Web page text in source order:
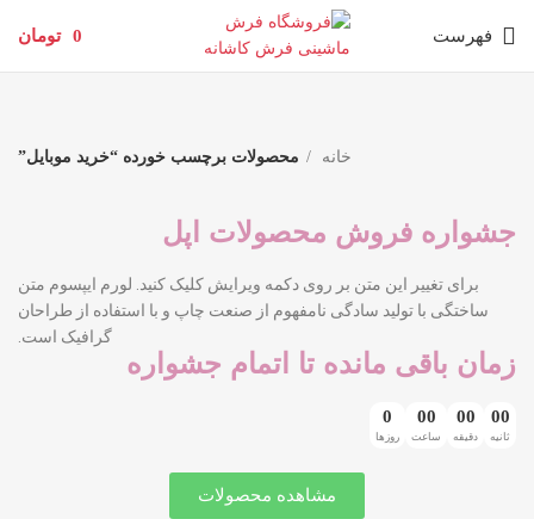
فهرست 0 تومان
خانه محصولات برچسب خورده “خرید موبایل”
جشواره فروش محصولات اپل
برای تغییر این متن بر روی دکمه ویرایش کلیک کنید. لورم ایپسوم متن
ساختگی با تولید سادگی نامفهوم از صنعت چاپ و با استفاده از طراحان
گرافیک است.
زمان باقی مانده تا اتمام جشواره
0
روزها
00
ساعت
00
دقیقه
00
ثانیه
مشاهده محصولات